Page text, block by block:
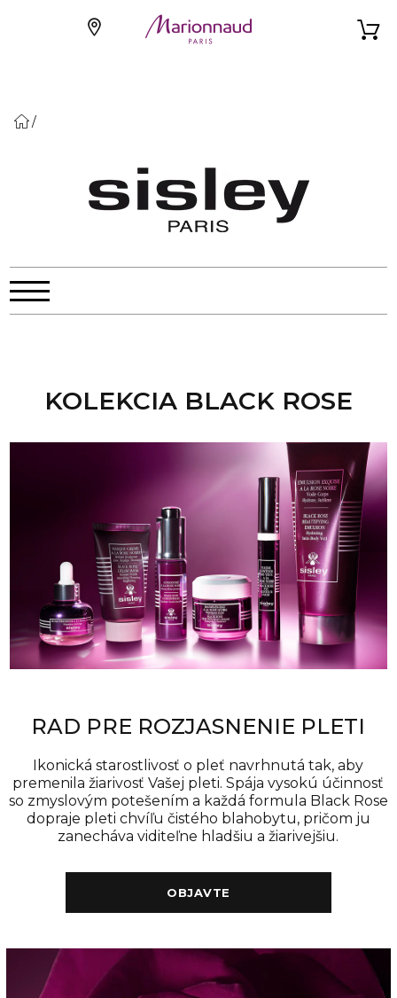
KOLEKCIA BLACK ROSE
RAD PRE ROZJASNENIE PLETI
Ikonická starostlivosť o pleť navrhnutá tak, aby
premenila žiarivosť Vašej pleti. Spája vysokú účinnosť
so zmyslovým potešením a každá formula Black Rose
dopraje pleti chvíľu čistého blahobytu, pričom ju
zanecháva viditeľne hladšiu a žiarivejšiu.
OBJAVTE